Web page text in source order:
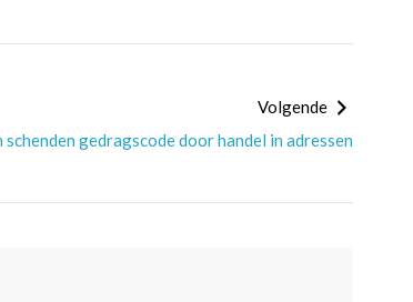
Volgende
schenden gedragscode door handel in adressen